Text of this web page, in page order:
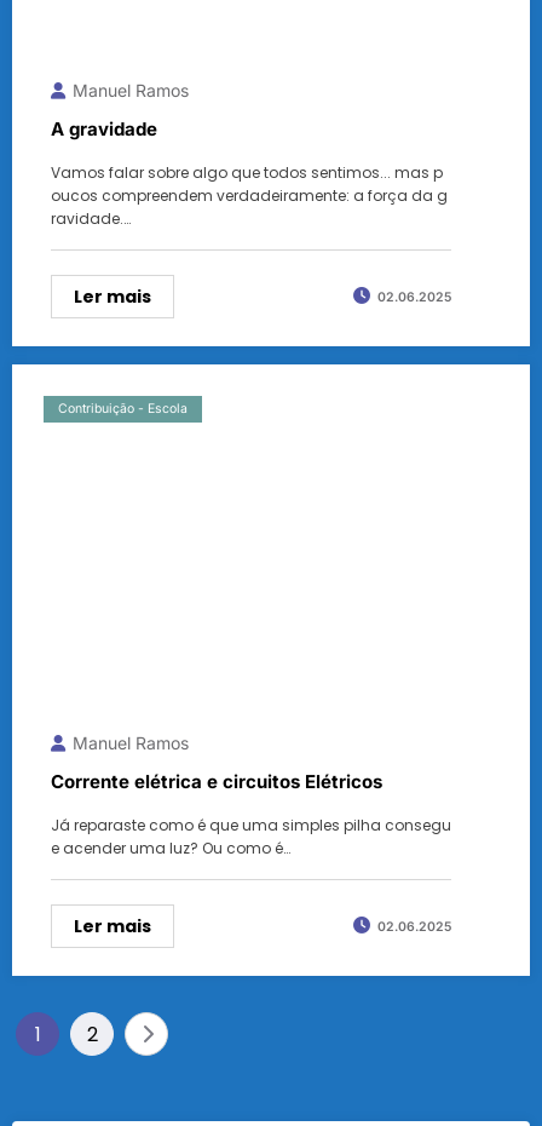
Manuel Ramos
A gravidade
Vamos falar sobre algo que todos sentimos... mas p
oucos compreendem verdadeiramente: a força da g
ravidade.…
Ler mais 02.06.2025
Contribuição - Escola
Manuel Ramos
Corrente elétrica e circuitos Elétricos
Já reparaste como é que uma simples pilha consegu
e acender uma luz? Ou como é…
Ler mais 02.06.2025
Paginação
1 2